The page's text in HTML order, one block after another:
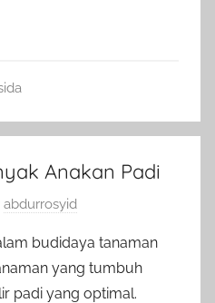
Anakan Padi
abdurrosyid
budidaya tanaman
yang tumbuh
padi yang optimal.